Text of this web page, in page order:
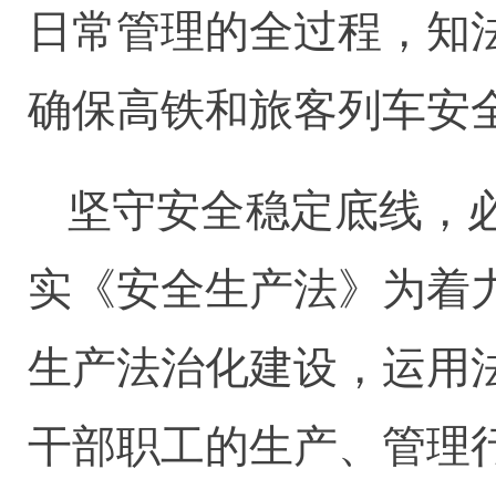
日常管理的全过程，
确保高铁和旅客列车安
坚守安全稳定底线，
实《安全生产法》为着
生产法治化建设，运用
干部职工的生产、管理